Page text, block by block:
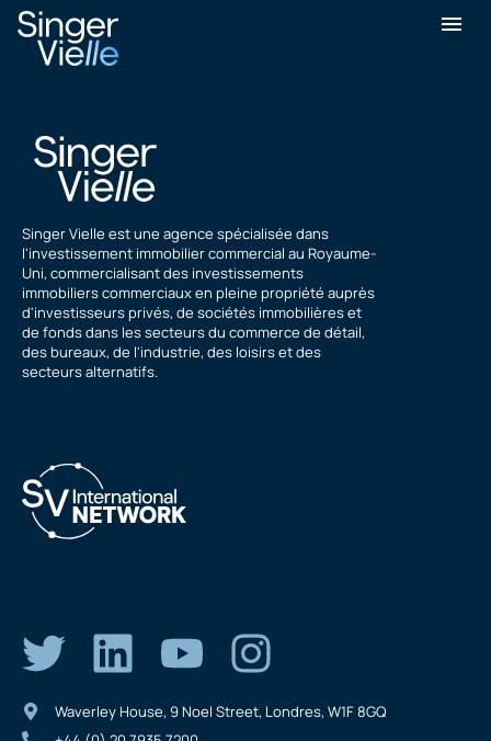
Harj Gill
Singer Vielle est une agence spécialisée dans
l'investissement immobilier commercial au Royaume-
Uni, commercialisant des investissements
immobiliers commerciaux en pleine propriété auprès
d'investisseurs privés, de sociétés immobilières et
de fonds dans les secteurs du commerce de détail,
des bureaux, de l'industrie, des loisirs et des
secteurs alternatifs.
Waverley House, 9 Noel Street, Londres, W1F 8GQ